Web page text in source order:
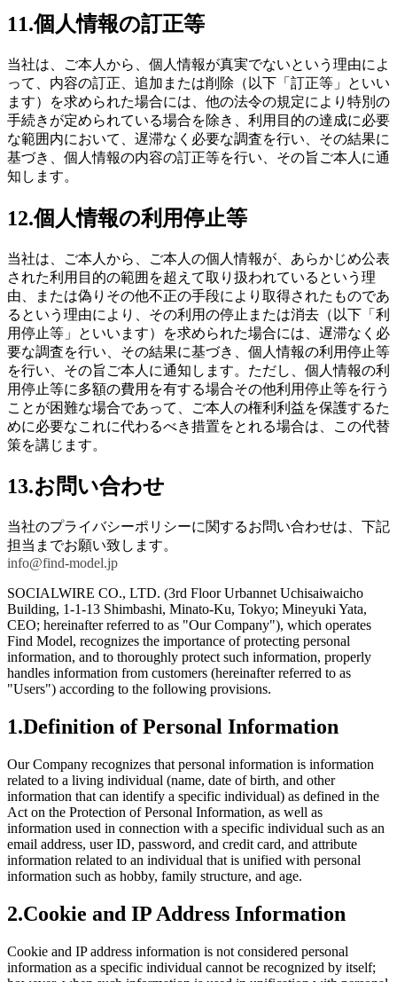
11.個人情報の訂正等
当社は、ご本人から、個人情報が真実でないという理由によ
って、内容の訂正、追加または削除（以下「訂正等」といい
ます）を求められた場合には、他の法令の規定により特別の
手続きが定められている場合を除き、利用目的の達成に必要
な範囲内において、遅滞なく必要な調査を行い、その結果に
基づき、個人情報の内容の訂正等を行い、その旨ご本人に通
知します。
12.個人情報の利用停止等
当社は、ご本人から、ご本人の個人情報が、あらかじめ公表
された利用目的の範囲を超えて取り扱われているという理
由、または偽りその他不正の手段により取得されたものであ
るという理由により、その利用の停止または消去（以下「利
用停止等」といいます）を求められた場合には、遅滞なく必
要な調査を行い、その結果に基づき、個人情報の利用停止等
を行い、その旨ご本人に通知します。ただし、個人情報の利
用停止等に多額の費用を有する場合その他利用停止等を行う
ことが困難な場合であって、ご本人の権利利益を保護するた
めに必要なこれに代わるべき措置をとれる場合は、この代替
策を講じます。
13.お問い合わせ
当社のプライバシーポリシーに関するお問い合わせは、下記
担当までお願い致します。
info@find-model.jp
SOCIALWIRE CO., LTD. (3rd Floor Urbannet Uchisaiwaicho
Building, 1-1-13 Shimbashi, Minato-Ku, Tokyo; Mineyuki Yata,
CEO; hereinafter referred to as "Our Company"), which operates
Find Model, recognizes the importance of protecting personal
information, and to thoroughly protect such information, properly
handles information from customers (hereinafter referred to as
"Users") according to the following provisions.
1.Definition of Personal Information
Our Company recognizes that personal information is information
related to a living individual (name, date of birth, and other
information that can identify a specific individual) as defined in the
Act on the Protection of Personal Information, as well as
information used in connection with a specific individual such as an
email address, user ID, password, and credit card, and attribute
information related to an individual that is unified with personal
information such as hobby, family structure, and age.
2.Cookie and IP Address Information
Cookie and IP address information is not considered personal
information as a specific individual cannot be recognized by itself;